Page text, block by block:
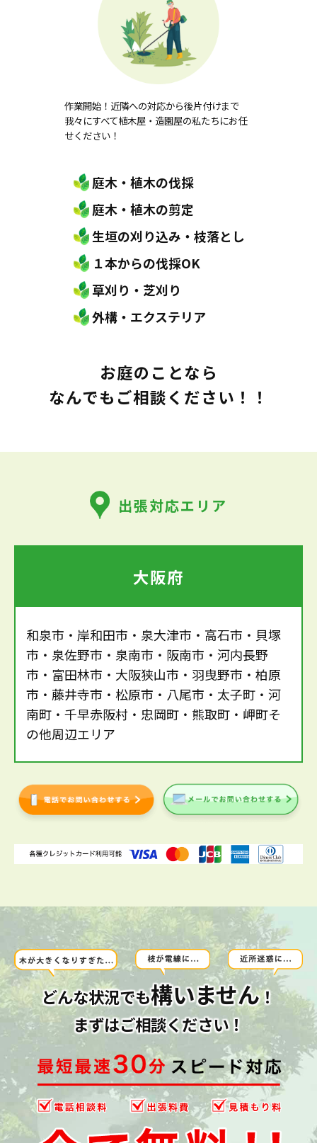
作業開始！近隣への対応から後片付けまで
我々にすべて植木屋・造園屋の私たちにお任
せください！
庭木・植木の伐採
庭木・植木の剪定
生垣の刈り込み・枝落とし
１本からの伐採OK
草刈り・芝刈り
外構・エクステリア
お庭のことなら
なんでもご相談ください！！
出張対応エリア
大阪府
和泉市・岸和田市・泉大津市・高石市・貝塚
市・泉佐野市・泉南市・阪南市・河内長野
市・富田林市・大阪狭山市・羽曳野市・柏原
市・藤井寺市・松原市・八尾市・太子町・河
南町・千早赤阪村・忠岡町・熊取町・岬町そ
の他周辺エリア
どんな状況でも構いません！
まずはご相談ください！